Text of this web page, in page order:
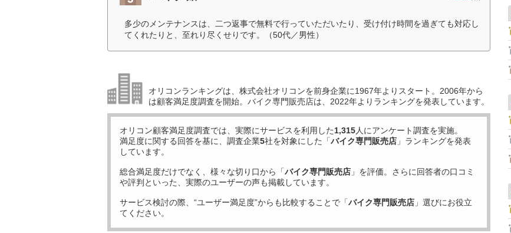
多少のメンテナンスは、二つ返事で無料で行っていただいたり、受け付け時間を過ぎても対応し
てくれたりと、至れり尽くせりです。（50代／男性）
オリコンランキングは、株式会社オリコンを前身企業に1967年よりスタート。2006年から
は顧客満足度調査を開始。バイク専門販売店は、2022年よりランキングを発表しています。
オリコン顧客満足度調査では、実際にサービスを利用した1,315人にアンケート調査を実施。
満足度に関する回答を基に、調査企業5社を対象にした「バイク専門販売店 」ランキングを発表
しています。
総合満足度だけでなく、様々な切り口から「バイク専門販売店 」を評価。さらに回答者の口コミ
や評判といった、実際のユーザーの声も掲載しています。
サービス検討の際、“ユーザー満足度”からも比較することで「バイク専門販売店 」選びにお役立
てください。